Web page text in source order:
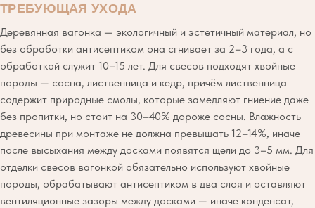
ТРЕБУЮЩАЯ УХОДА
Деревянная вагонка — экологичный и эстетичный материал, но
без обработки антисептиком она сгнивает за 2–3 года, а с
обработкой служит 10–15 лет. Для свесов подходят хвойные
породы — сосна, лиственница и кедр, причём лиственница
содержит природные смолы, которые замедляют гниение даже
без пропитки, но стоит на 30–40% дороже сосны. Влажность
древесины при монтаже не должна превышать 12–14%, иначе
после высыхания между досками появятся щели до 3–5 мм. Для
отделки свесов вагонкой обязательно используют хвойные
породы, обрабатывают антисептиком в два слоя и оставляют
вентиляционные зазоры между досками — иначе конденсат,